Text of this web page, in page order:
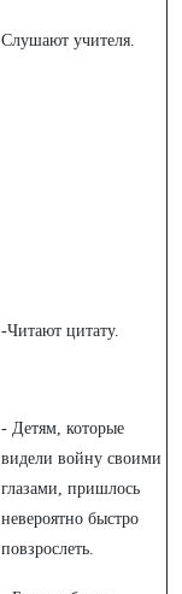
Слушают учителя.
-Читают цитату.
- Детям, которые
видели войну своими
глазами, пришлось
невероятно быстро
повзрослеть.